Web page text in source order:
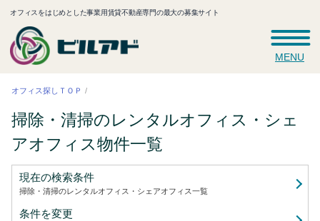
オフィスをはじめとした事業用賃貸不動産専門の最大の募集サイト
MENU
オフィス探しＴＯＰ
掃除・清掃のレンタルオフィス・シェ
アオフィス物件一覧
現在の検索条件
掃除・清掃のレンタルオフィス・シェアオフィス一覧
条件を変更